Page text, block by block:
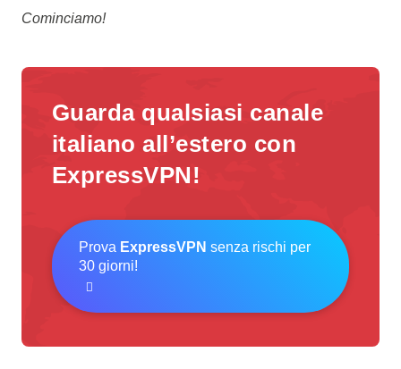
Cominciamo!
Guarda qualsiasi canale
italiano all’estero con
ExpressVPN!
Prova ExpressVPN senza rischi per
30 giorni!